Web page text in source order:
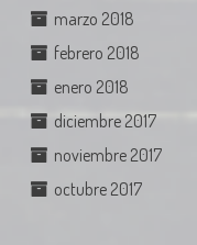
marzo 2018
febrero 2018
enero 2018
diciembre 2017
noviembre 2017
octubre 2017